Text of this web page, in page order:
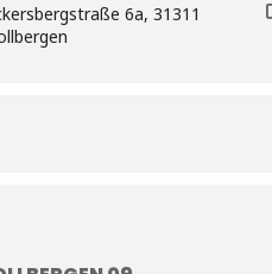
6a, 31311